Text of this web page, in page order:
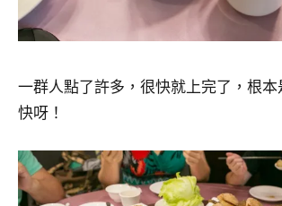
一群人點了許多，很快就上完了，根
快呀！